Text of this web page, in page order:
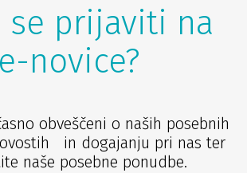
se prijaviti na
e-novice?
obveščeni o naših posebnih
in dogajanju pri nas ter
naše posebne ponudbe.